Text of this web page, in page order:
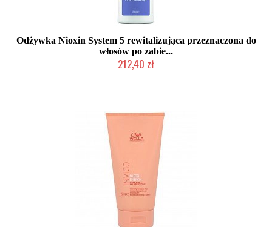
Odżywka Nioxin System 5 rewitalizująca przeznaczona do
włosów po zabie...
212,40 zł